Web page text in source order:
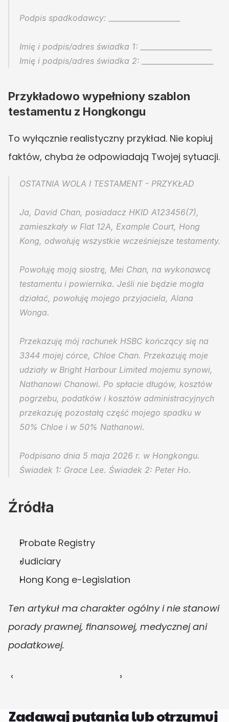
Podpis spadkodawcy: ____________________
Imię i podpis/adres świadka 1: ____________________
Imię i podpis/adres świadka 2: ____________________
Przykładowo wypełniony szablon
testamentu z Hongkongu
To wyłącznie realistyczny przykład. Nie kopiuj
faktów, chyba że odpowiadają Twojej sytuacji.
OSTATNIA WOLA I TESTAMENT - PRZYKŁAD
Ja, David Chan, posiadacz HKID A123456(7),
zamieszkały w Flat 12A, Example Court, Hong
Kong, odwołuję wszystkie wcześniejsze testamenty.
Powołuję moją siostrę, Mei Chan, na wykonawcę
testamentu i powiernika. Jeśli nie będzie mogła
działać, powołuję mojego przyjaciela, Alana
Wonga.
Przekazuję mój rachunek HSBC kończący się na
3344 mojej córce, Chloe Chan. Przekazuję moje
udziały w Bright Harbour Limited mojemu synowi,
Nathanowi Chanowi. Po spłacie długów, kosztów
pogrzebu, podatków i kosztów administracyjnych
przekazuję pozostałą część mojego spadku w
50% Chloe i w 50% Nathanowi.
Podpisano dnia 5 maja 2026 r. w Hongkongu.
Świadek 1: Grace Lee. Świadek 2: Peter Ho.
Źródła
Probate Registry
Judiciary
Hong Kong e-Legislation
Ten artykuł ma charakter ogólny i nie stanowi
porady prawnej, finansowej, medycznej ani
podatkowej.
‹ ›
Zadawaj pytania lub otrzymuj